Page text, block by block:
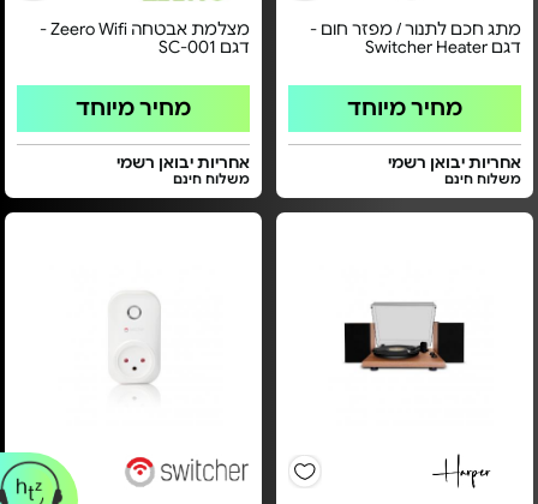
מתג חכם לתנור / מפזר חום -
דגם Switcher Heater
מחיר מיוחד
אחריות יבואן רשמי
משלוח חינם
מצלמת אבטחה Zeero Wifi -
דגם SC-001
מחיר מיוחד
אחריות יבואן רשמי
משלוח חינם